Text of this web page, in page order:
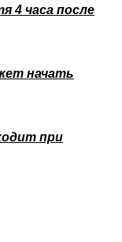
4 часа после
начать
при